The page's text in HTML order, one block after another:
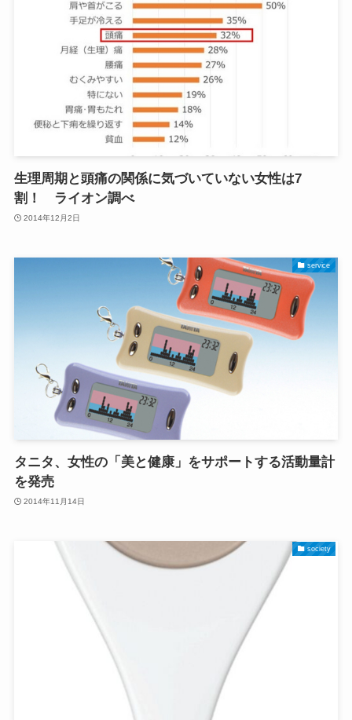
生理周期と頭痛の関係に気づいていない女性は7
割！ ライオン調べ
2014年12月2日
service
タニタ、女性の「美と健康」をサポートする活動量計
を発売
2014年11月14日
society